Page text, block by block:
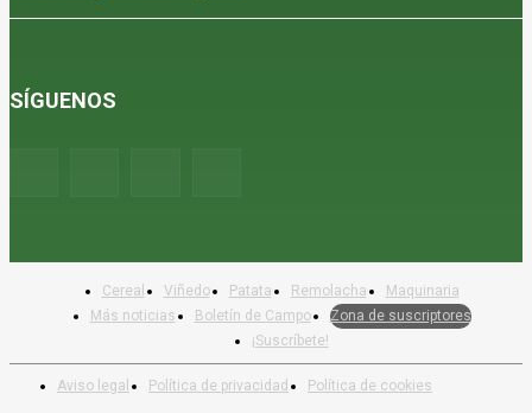
SÍGUENOS
Aviso legal Política de privacidad Política de cookies
Cereal Viñedo Patata Remolacha
Maquinaria
Más noticias
Boletín de Campo
Zona de suscriptores
¡Suscríbete!